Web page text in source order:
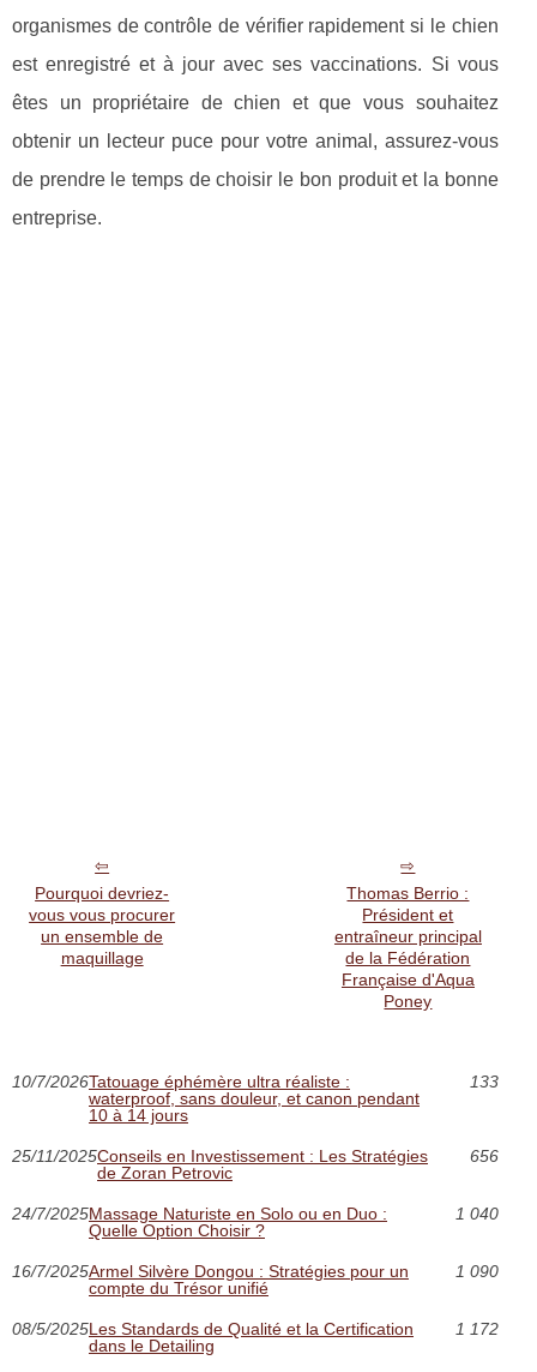
organismes de contrôle de vérifier rapidement si le chien
est enregistré et à jour avec ses vaccinations. Si vous
êtes un propriétaire de chien et que vous souhaitez
obtenir un lecteur puce pour votre animal, assurez-vous
de prendre le temps de choisir le bon produit et la bonne
entreprise.
Pourquoi devriez-
vous vous procurer
un ensemble de
maquillage
Thomas Berrio :
Président et
entraîneur principal
de la Fédération
Française d'Aqua
Poney
10/7/2026Tatouage éphémère ultra réaliste :
waterproof, sans douleur, et canon pendant
10 à 14 jours
133
25/11/2025Conseils en Investissement : Les Stratégies
de Zoran Petrovic
656
24/7/2025Massage Naturiste en Solo ou en Duo :
Quelle Option Choisir ?
1 040
16/7/2025Armel Silvère Dongou : Stratégies pour un
compte du Trésor unifié
1 090
08/5/2025Les Standards de Qualité et la Certification
dans le Detailing
1 172